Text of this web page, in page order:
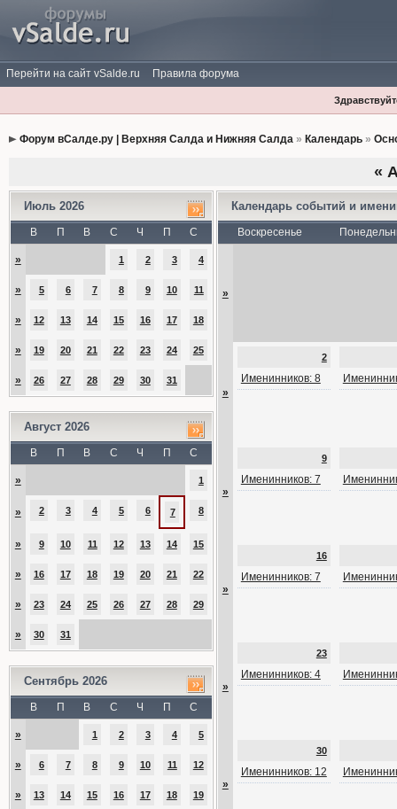
Перейти на сайт vSalde.ru Правила форума
Форум вСалде.ру | Верхняя Салда и Нижняя Салда» Календарь»
«
Июль 2026
В П В С Ч П С
» 1 2 3 4
» 5 6 7 8 9 10 11
» 12 13 14 15 16 17 18
» 19 20 21 22 23 24 25
» 26 27 28 29 30 31
Август 2026
В П В С Ч П С
» 1
» 2 3 4 5 6 7 8
» 9 10 11 12 13 14 15
» 16 17 18 19 20 21 22
» 23 24 25 26 27 28 29
» 30 31
Сентябрь 2026
В П В С Ч П С
» 1 2 3 4 5
» 6 7 8 9 10 11 12
» 13 14 15 16 17 18 19
Календарь событий и
Воскресенье
»
»
2
Именинников: 8
»
9
Именинников: 7
»
16
Именинников: 7
»
23
Именинников: 4
»
30
Именинников: 12